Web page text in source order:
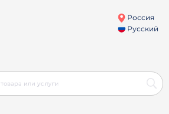
Россия
Русский